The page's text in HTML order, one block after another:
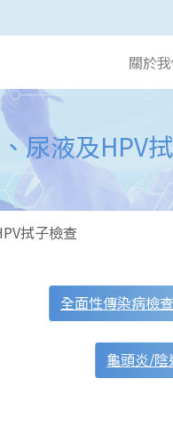
關於
尿液及HPV
拭子檢查
全面性傳染病檢查
龜頭炎/陰